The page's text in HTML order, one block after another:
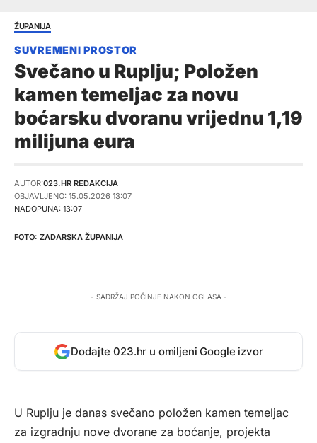
ŽUPANIJA
Svečano u Ruplju; Položen
kamen temeljac za novu
boćarsku dvoranu vrijednu 1,19
milijuna eura
NADOPUNA: 13:07
AUTOR:023.HR REDAKCIJA
OBJAVLJENO: 15.05.2026 13:07
ZADARSKA ŽUPANIJA
- SADRŽAJ POČINJE NAKON OGLASA -
Dodajte 023.hr u omiljeni Google izvor
U Ruplju je danas svečano položen kamen temeljac
za izgradnju nove dvorane za boćanje, projekta